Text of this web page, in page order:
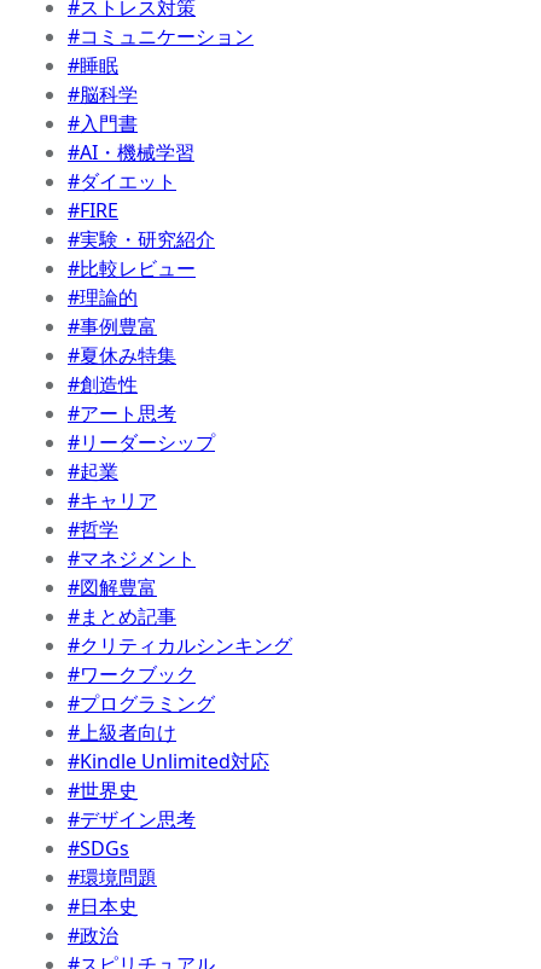
#ストレス対策
#コミュニケーション
#睡眠
#脳科学
#入門書
#AI・機械学習
#ダイエット
#FIRE
#実験・研究紹介
#比較レビュー
#理論的
#事例豊富
#夏休み特集
#創造性
#アート思考
#リーダーシップ
#起業
#キャリア
#哲学
#マネジメント
#図解豊富
#まとめ記事
#クリティカルシンキング
#ワークブック
#プログラミング
#上級者向け
#Kindle Unlimited対応
#世界史
#デザイン思考
#SDGs
#環境問題
#日本史
#政治